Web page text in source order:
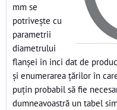
mm se
potrivește cu
parametrii
diametrului
flanșei în inci dat de
și enumerarea țărilor în
puțin probabil să fie
dumneavoastră un tabel